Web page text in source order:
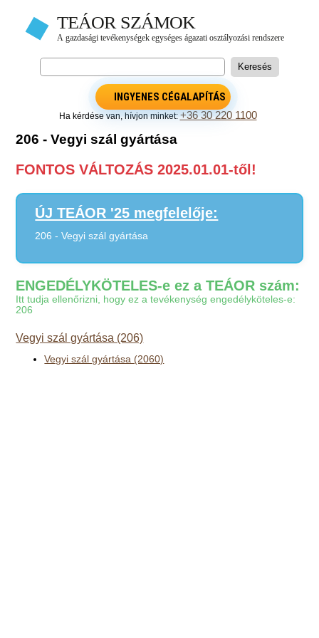
INGYENES CÉGALAPÍTÁS
Ha kérdése van, hívjon minket:+36 30 220 1100
206 - Vegyi szál gyártása
FONTOS VÁLTOZÁS 2025.01.01-től!
ÚJ TEÁOR '25 megfelelője:
206 - Vegyi szál gyártása
ENGEDÉLYKÖTELES-e ez a TEÁOR szám:
Itt tudja ellenőrizni, hogy ez a tevékenység engedélyköteles-e:
206
Vegyi szál gyártása (206)
Vegyi szál gyártása (2060)